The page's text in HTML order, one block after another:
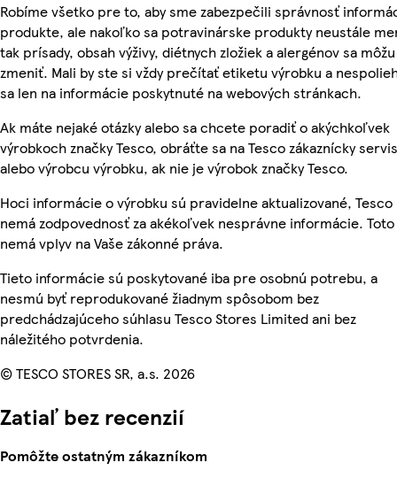
Robíme všetko pre to, aby sme zabezpečili správnosť
produkte, ale nakoľko sa potravinárske produkty neustále
tak prísady, obsah výživy, diétnych zložiek a alergénov sa môžu
zmeniť. Mali by ste si vždy prečítať etiketu výrobku a
sa len na informácie poskytnuté na webových stránkach.
Ak máte nejaké otázky alebo sa chcete poradiť o akýchkoľvek
výrobkoch značky Tesco, obráťte sa na Tesco zákaznícky
alebo výrobcu výrobku, ak nie je výrobok značky Tesco.
Hoci informácie o výrobku sú pravidelne aktualizované, Tesco
nemá zodpovednosť za akékoľvek nesprávne informácie. Toto
nemá vplyv na Vaše zákonné práva.
Tieto informácie sú poskytované iba pre osobnú potrebu, a
nesmú byť reprodukované žiadnym spôsobom bez
predchádzajúceho súhlasu Tesco Stores Limited ani bez
náležitého potvrdenia.
© TESCO STORES SR, a.s. 2026
Zatiaľ bez recenzií
Pomôžte ostatným zákazníkom